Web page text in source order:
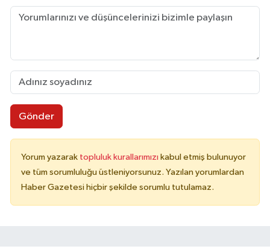
Gönder
Yorum yazarak topluluk kurallarımızı kabul etmiş bulunuyor
ve tüm sorumluluğu üstleniyorsunuz. Yazılan yorumlardan
Haber Gazetesi hiçbir şekilde sorumlu tutulamaz.